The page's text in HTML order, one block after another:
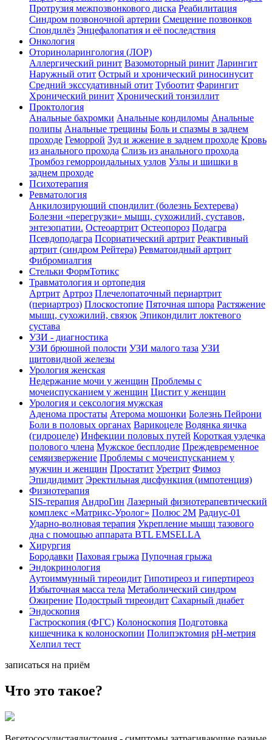
Протрузия межпозвонкового диска Реабилитация
Синдром позвоночной артерии Смещение позвонков
Спондилёз Энцефалопатия и её последствия
Онкология
Оториноларингология (ЛОР)
Аллергический ринит Вазомоторный ринит Ларингит
Наружный отит Острый и хронический риносинусит
Средний экссудативный отит Тубоотит Фарингит
Хронический ринит Хронический тонзиллит
Проктология
Анальные бахромки Анальные кондиломы Анальные
полипы Анальные трещины Боль и спазмы в заднем
проходе Геморрой Зуд и жжение в заднем проходе Кровь
из анального прохода Слизь из анального прохода
Тромбоз геморроидальных узлов Узлы и шишки в
заднем проходе
Психотерапия
Ревматология
Анкилозирующий спондилит (болезнь Бехтерева)
Болезни «перегрузки» мышц, сухожилий, суставов,
энтезопатии. Остеоартрит Остеопороз Подагра
Псевдоподагра Псориатический артрит Реактивный
артрит (синдром Рейтера) Ревматоидный артрит
Фибромиалгия
Стельки ФормТотикс
Травматология и ортопедия
Артрит Артроз Плечелопаточный периартрит
(периартроз) Плоскостопие Пяточная шпора Растяжение
мышц, сухожилий, связок Эпикондилит локтевого
сустава
УЗИ - диагностика
УЗИ брюшной полости УЗИ малого таза УЗИ
щитовидной железы
Урология женская
Недержание мочи у женщин Проблемы с
мочеиспусканием у женщин Цистит у женщин
Урология и сексология мужская
Аденома простаты Атерома мошонки Болезнь Пейрони
Боли в половых органах Варикоцеле Водянка яичка
(гидроцеле) Инфекции половых путей Короткая уздечка
полового члена Мужское бесплодие Преждевременное
семяизвержение Проблемы с мочеиспусканием у
мужчин и женщин Простатит Уретрит Фимоз
Эпидидимит Эректильная дисфункция (импотенция)
Физиoтepaпия
SIS-терапия АндроГин Лазерный физиотерапевтический
комплекс «Матрикс-Уролог» Полюс 2М Радиус-01
Ударно-волновая терапия Укрепление мышц тазового
дна с помощью аппарата BTL EMSELLA
Хирургия
Бородавки Паховая грыжа Пупочная грыжа
Эндокринология
Аутоиммунный тиреоидит Гипотиреоз и гипертиреоз
Избыточная масса тела Метаболический синдром
Ожирение Подострый тиреоидит Сахарный диабет
Эндоскопия
Гастроскопия (ФГС) Колоноскопия Подготовка
кишечника к колоноскопии Полипэктомия рН-метрия
Хелпил тест
записаться на приём
Что это такое?